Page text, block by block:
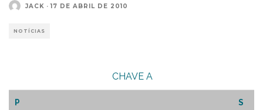
JACK · 17 DE ABRIL DE 2010
NOTÍCIAS
CHAVE A
P
S